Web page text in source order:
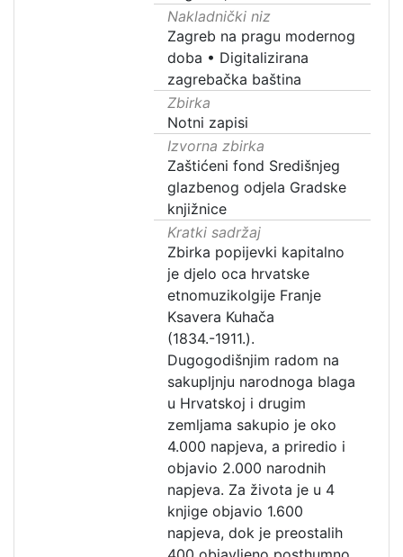
Nakladnički niz
Zagreb na pragu modernog
doba • Digitalizirana
zagrebačka baština
Zbirka
Notni zapisi
Izvorna zbirka
Zaštićeni fond Središnjeg
glazbenog odjela Gradske
knjižnice
Kratki sadržaj
Zbirka popijevki kapitalno
je djelo oca hrvatske
etnomuzikolgije Franje
Ksavera Kuhača
(1834.-1911.).
Dugogodišnjim radom na
sakupljnju narodnoga blaga
u Hrvatskoj i drugim
zemljama sakupio je oko
4.000 napjeva, a priredio i
objavio 2.000 narodnih
napjeva. Za života je u 4
knjige objavio 1.600
napjeva, dok je preostalih